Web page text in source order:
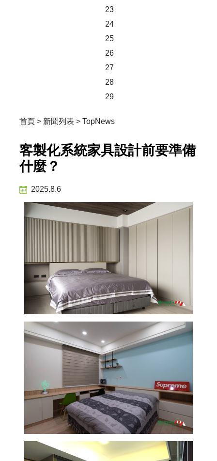
23
24
25
26
27
28
29
首頁 > 新聞列表 > TopNews
客製化系統家具設計前要準備
什麼？
2025.8.6